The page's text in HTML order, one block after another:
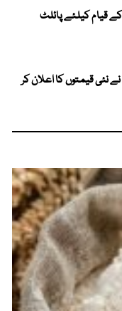
قیام کیلئے پائلٹ
نئی قیمتوں کا اعلان کر